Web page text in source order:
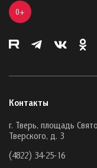
0+
Контакты
г. Тверь, площадь
Тверского, д. 3
(4822) 34-25-16